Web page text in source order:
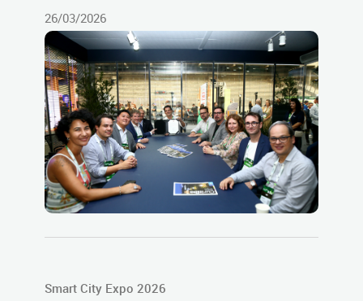
26/03/2026
Smart City Expo 2026